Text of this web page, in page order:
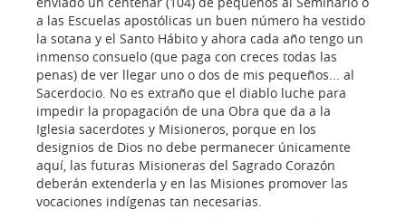
a las Escuelas apostólicas un buen número ha vestido
la sotana y el Santo Hábito y ahora cada año tengo un
inmenso consuelo (que paga con creces todas las
penas) de ver llegar uno o dos de mis pequeños... al
Sacerdocio. No es extraño que el diablo luche para
impedir la propagación de una Obra que da a la
Iglesia sacerdotes y Misioneros, porque en los
designios de Dios no debe permanecer únicamente
aquí, las futuras Misioneras del Sagrado Corazón
deberán extenderla y en las Misiones promover las
vocaciones indígenas tan necesarias.